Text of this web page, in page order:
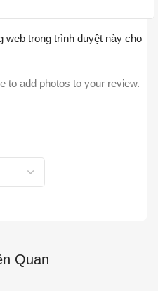
web trong trình duyệt này cho
to add photos to your review.
Quan